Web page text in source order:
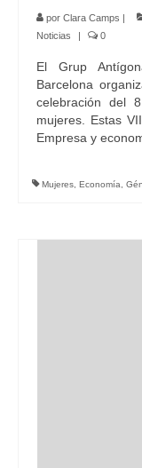
por Clara Camps |
Noticias
| 0
El Grup
Barcelona
celebración del
mujeres. Estas
Empresa y
Mujeres Economía